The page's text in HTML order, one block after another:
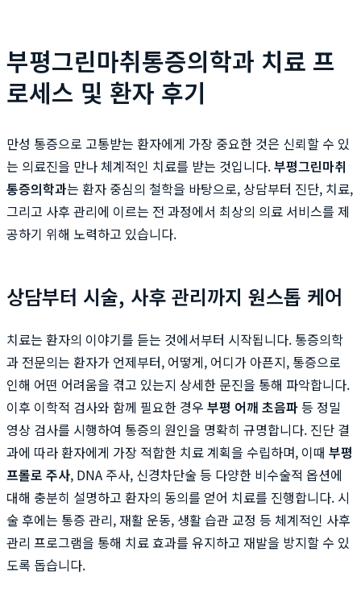
부평그린마취통증의학과 치료 프
로세스 및 환자 후기
만성 통증으로 고통받는 환자에게 가장 중요한 것은 신뢰할 수 있
는 의료진을 만나 체계적인 치료를 받는 것입니다.부평그린마취
통증의학과는 환자 중심의 철학을 바탕으로, 상담부터 진단, 치료,
그리고 사후 관리에 이르는 전 과정에서 최상의 의료 서비스를 제
공하기 위해 노력하고 있습니다.
상담부터 시술, 사후 관리까지 원스톱 케어
치료는 환자의 이야기를 듣는 것에서부터 시작됩니다. 통증의학
과 전문의는 환자가 언제부터, 어떻게, 어디가 아픈지, 통증으로
인해 어떤 어려움을 겪고 있는지 상세한 문진을 통해 파악합니다.
이후 이학적 검사와 함께 필요한 경우 부평 어깨 초음파 등 정밀
영상 검사를 시행하여 통증의 원인을 명확히 규명합니다. 진단 결
과에 따라 환자에게 가장 적합한 치료 계획을 수립하며, 이때 부평
프롤로 주사, DNA 주사, 신경차단술 등 다양한 비수술적 옵션에
대해 충분히 설명하고 환자의 동의를 얻어 치료를 진행합니다. 시
술 후에는 통증 관리, 재활 운동, 생활 습관 교정 등 체계적인 사후
관리 프로그램을 통해 치료 효과를 유지하고 재발을 방지할 수 있
도록 돕습니다.